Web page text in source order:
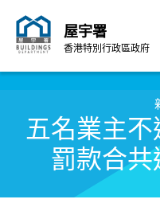
屋宇署
香港特別行政區政府
五名業主
罰款合